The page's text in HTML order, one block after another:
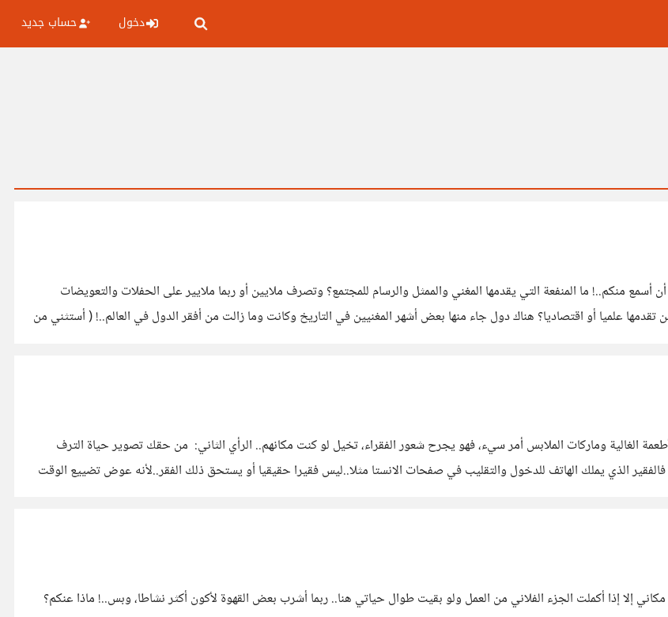
دخول حساب جديد
السلام عليكم يا طيبين.. هو سؤال يعني أنا فكرت فيه واحترت، فأحببت أن أسمع منكم..! ما المنفعة التي يقدمها المغني والممثل والرسام للمجتمع؟ وتصرف ملايين أو ربما ملايير على الحفلات والتعويضات
والمساعدات لإنتاج الأعمال الفنية.. بماذا ينفع هذا مجتمعاتنا؟ هل يزيد من تقدمها علميا أو اقتصاديا؟ هناك دول جاء منها بعض أشهر المغنيين في التاريخ وكانت وما زالت من أفقر الدول في العالم..! ( أستثني من
مع أي رأي أنتم؟ الرأي الأول: تصوير حياة الترف والسيارات الفاخرة والأطعمة الغالية وماركات الملابس أمر سيء، فهو يجرح شعور الفقراء، تخيل لو كنت مكانهم.. الرأي الثاني: من حقك تصوير حياة الترف
الذي يملك الهاتف للدخول والتقليب في صفحات الانستا مثلا..ليس فقيرا حقيقيا أو يستحق ذلك الفقر..لأنه عوض تضييع الوقت